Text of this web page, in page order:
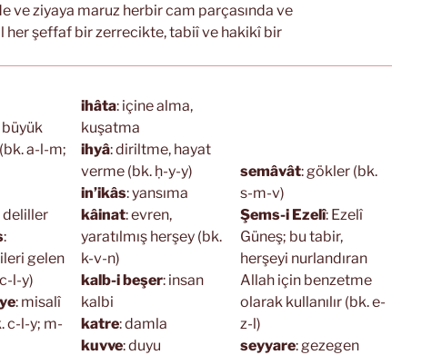
ve ziyaya maruz herbir cam parçasında ve
her şeffaf bir zerrecikte, tabiî ve hakikî bir
büyük
a-l-m;
deliller
:
gelen
l-y)
: misalî
c-l-y; m-
ihâta: içine alma,
kuşatma
ihyâ: diriltme, hayat
verme (bk. ḥ-y-y)
in’ikâs: yansıma
kâinat: evren,
yaratılmış herşey (bk.
k-v-n)
kalb-i beşer: insan
kalbi
katre: damla
kuvve: duyu
semâvât: gökler (bk.
s-m-v)
Şems-i Ezelî: Ezelî
Güneş; bu tabir,
herşeyi nurlandıran
Allah için benzetme
olarak kullanılır (bk. e-
z-l)
seyyare: gezegen